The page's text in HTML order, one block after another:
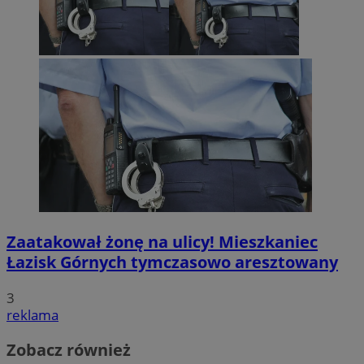
Zaatakował żonę na ulicy! Mieszkaniec
Łazisk Górnych tymczasowo aresztowany
3
reklama
Zobacz również